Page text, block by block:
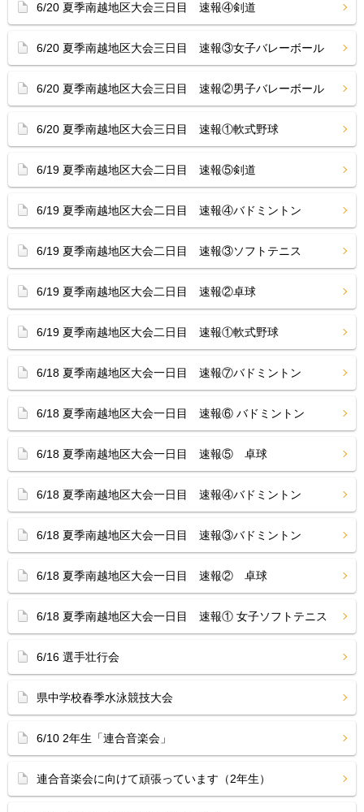
6/20 夏季南越地区大会三日目 速報④剣道
6/20 夏季南越地区大会三日目 速報③女子バレーボール
6/20 夏季南越地区大会三日目 速報②男子バレーボール
6/20 夏季南越地区大会三日目 速報①軟式野球
6/19 夏季南越地区大会二日目 速報⑤剣道
6/19 夏季南越地区大会二日目 速報④バドミントン
6/19 夏季南越地区大会二日目 速報③ソフトテニス
6/19 夏季南越地区大会二日目 速報②卓球
6/19 夏季南越地区大会二日目 速報①軟式野球
6/18 夏季南越地区大会一日目 速報⑦バドミントン
6/18 夏季南越地区大会一日目 速報⑥ バドミントン
6/18 夏季南越地区大会一日目 速報⑤ 卓球
6/18 夏季南越地区大会一日目 速報④バドミントン
6/18 夏季南越地区大会一日目 速報③バドミントン
6/18 夏季南越地区大会一日目 速報② 卓球
6/18 夏季南越地区大会一日目 速報① 女子ソフトテニス
6/16 選手壮行会
県中学校春季水泳競技大会
6/10 2年生「連合音楽会」
連合音楽会に向けて頑張っています（2年生）